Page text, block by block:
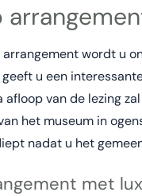
wordt u
u een
afloop van de lezing
het museum in
nadat u het
met